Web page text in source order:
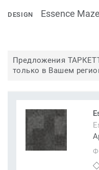
DESIGN Essence
Предложения
только в Вашем